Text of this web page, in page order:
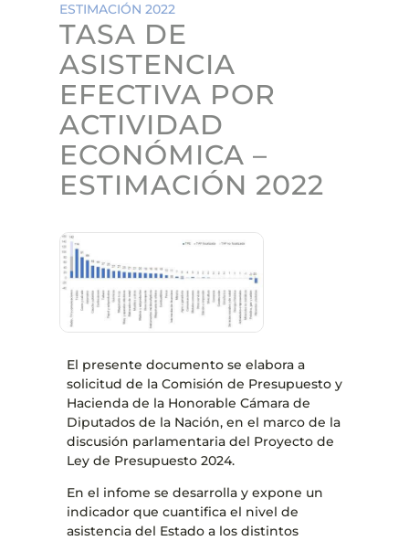
ESTIMACIÓN 2022
TASA DE
ASISTENCIA
EFECTIVA POR
ACTIVIDAD
ECONÓMICA –
ESTIMACIÓN 2022
El presente documento se elabora a
solicitud de la Comisión de Presupuesto y
Hacienda de la Honorable Cámara de
Diputados de la Nación, en el marco de la
discusión parlamentaria del Proyecto de
Ley de Presupuesto 2024.
En el infome se desarrolla y expone un
indicador que cuantifica el nivel de
asistencia del Estado a los distintos